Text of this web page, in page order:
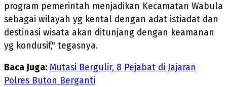
program pemerintah menjadikan Kecamatan Wabula
sebagai wilayah yg kental dengan adat istiadat dan
destinasi wisata akan ditunjang dengan keamanan
yg kondusif," tegasnya.
Baca Juga: Mutasi Bergulir, 8 Pejabat di Jajaran
Polres Buton Berganti